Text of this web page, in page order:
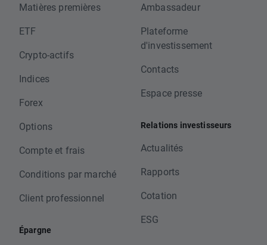
Matières premières
ETF
Crypto-actifs
Indices
Forex
Options
Compte et frais
Conditions par marché
Client professionnel
Épargne
Ambassadeur
Plateforme
d'investissement
Contacts
Espace presse
Relations investisseurs
Actualités
Rapports
Cotation
ESG